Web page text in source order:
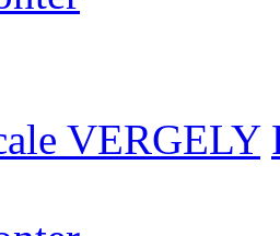
VERGELY